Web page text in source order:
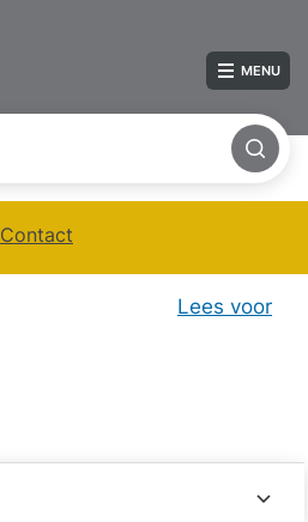
MENU
Contact
Lees voor